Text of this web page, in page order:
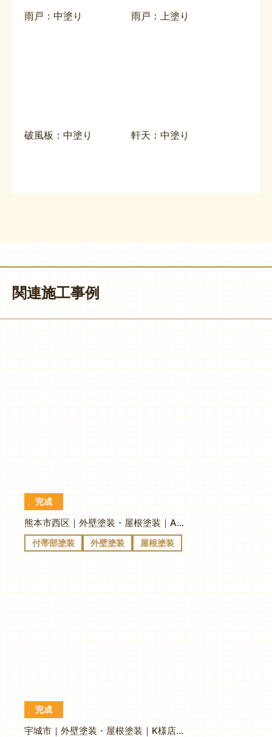
雨戸：中塗り 雨戸：上塗り
破風板：中塗り 軒天：中塗り
関連施工事例
完成
熊本市西区｜外壁塗装・屋根塗装｜A様邸
付帯部塗装 外壁塗装 屋根塗装
完成
宇城市｜外壁塗装・屋根塗装｜K様店舗ガレージ